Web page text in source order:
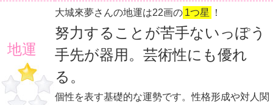
地運
大城來夢さんの地運は22画の 1つ星 ！
努力することが苦手ないっぽう
手先が器用。芸術性にも優れ
る。
個性を表す基礎的な運勢です。性格形成や対人関